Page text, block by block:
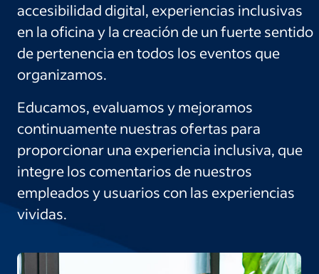
accesibilidad digital, experiencias inclusivas
en la oficina y la creación de un fuerte sentido
de pertenencia en todos los eventos que
organizamos.
Educamos, evaluamos y mejoramos
continuamente nuestras ofertas para
proporcionar una experiencia inclusiva, que
integre los comentarios de nuestros
empleados y usuarios con las experiencias
vividas.